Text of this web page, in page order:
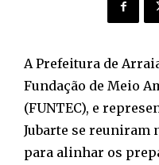
A Prefeitura de
Fundação de Meio
(FUNTEC), e
Jubarte se reuniram
para alinhar os